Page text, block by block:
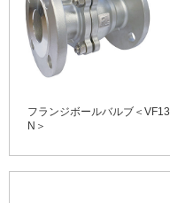
フランジボールバルブ＜VF13
N＞